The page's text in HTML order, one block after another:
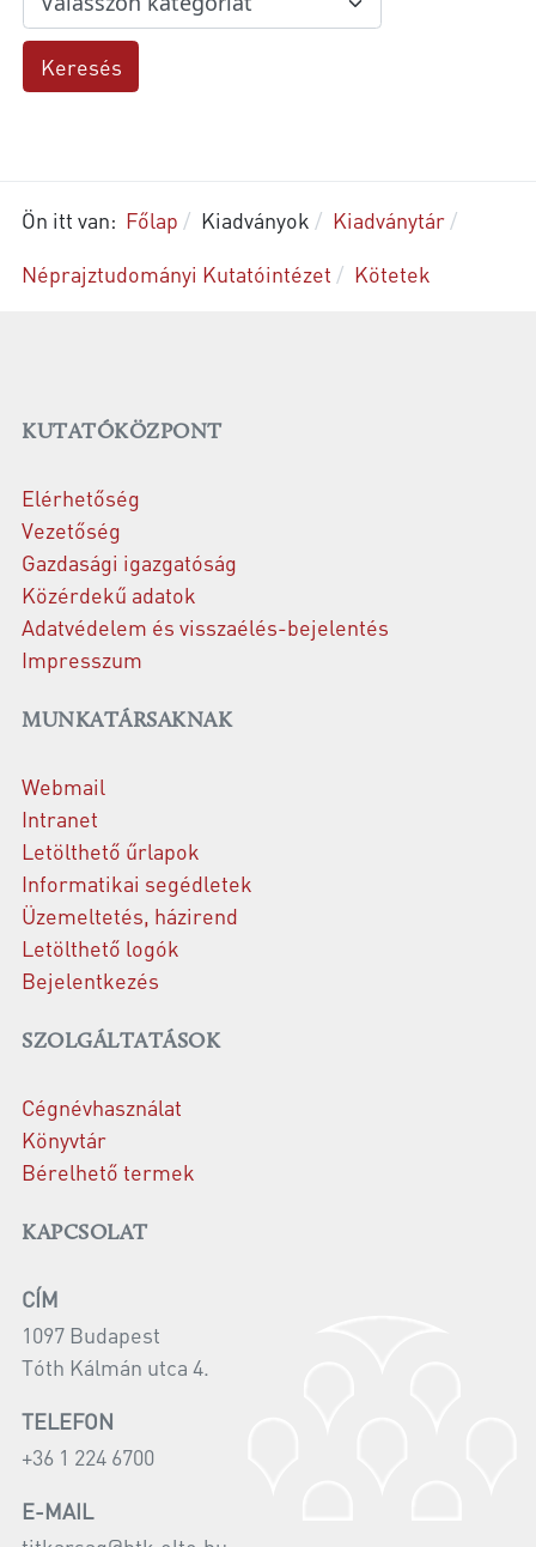
Ön itt van: Főlap Kiadványok
Kiadványtár
Néprajztudományi Kutatóintézet
Kötetek
KUTATÓKÖZPONT
Elérhetőség
Vezetőség
Gazdasági igazgatóság
Közérdekű adatok
Adatvédelem és visszaélés-bejelentés
Impresszum
MUNKATÁRSAKNAK
Webmail
Intranet
Letölthető űrlapok
Informatikai segédletek
Üzemeltetés, házirend
Letölthető logók
Bejelentkezés
SZOLGÁLTATÁSOK
Cégnévhasználat
Könyvtár
Bérelhető termek
KAPCSOLAT
CÍM
1097 Budapest
Tóth Kálmán utca 4.
TELEFON
+36 1 224 6700
E-MAIL